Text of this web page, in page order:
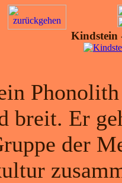
Kindstein
breit. Er
der